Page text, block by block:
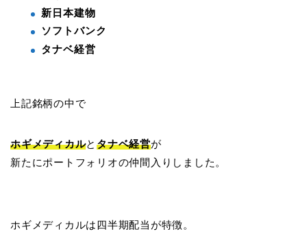
新日本建物
ソフトバンク
タナベ経営
上記銘柄の中で
ホギメディカルとタナベ経営が
新たにポートフォリオの仲間入りしました。
ホギメディカルは四半期配当が特徴。